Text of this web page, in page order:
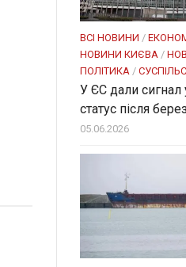
ВСІ НОВИНИ /
НОВИНИ КИЄВА /
ПОЛІТИКА /
У ЄС дали сигнал
статус після
05.06.2026